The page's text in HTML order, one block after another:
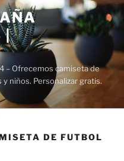
|
– Ofrecemos camiseta de
niños. Personalizar gratis.
DE FUTBOL